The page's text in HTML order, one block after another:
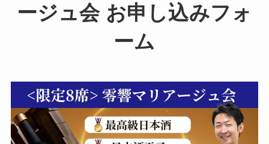
ージュ会 お申し込みフォ
ーム